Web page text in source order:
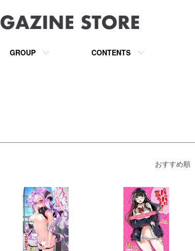
GROUP CONTENTS
おすすめ順